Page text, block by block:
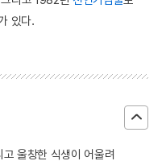
있다.
울창한 식생이 어울려